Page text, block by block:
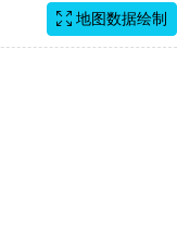
地图数据绘制